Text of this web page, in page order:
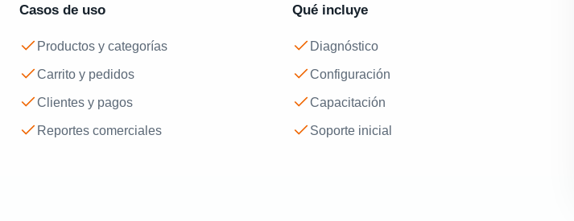
Casos de uso
Productos y categorías
Carrito y pedidos
Clientes y pagos
Reportes comerciales
Qué incluye
Diagnóstico
Configuración
Capacitación
Soporte inicial